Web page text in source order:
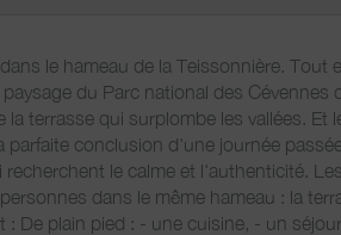
le hameau de la Teissonnière. Tout
du Parc national des Cévennes
terrasse qui surplombe les vallées. Et
parfaite conclusion d'une journée
recherchent le calme et l'authenticité.
dans le même hameau : la
De plain pied : - une cuisine, - un